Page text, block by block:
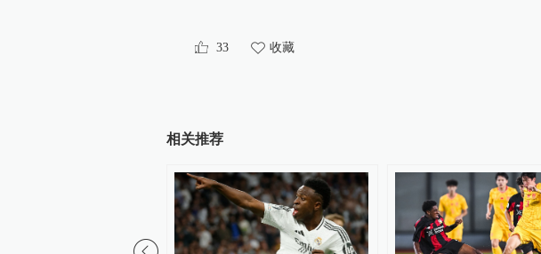
33 收藏
相关推荐